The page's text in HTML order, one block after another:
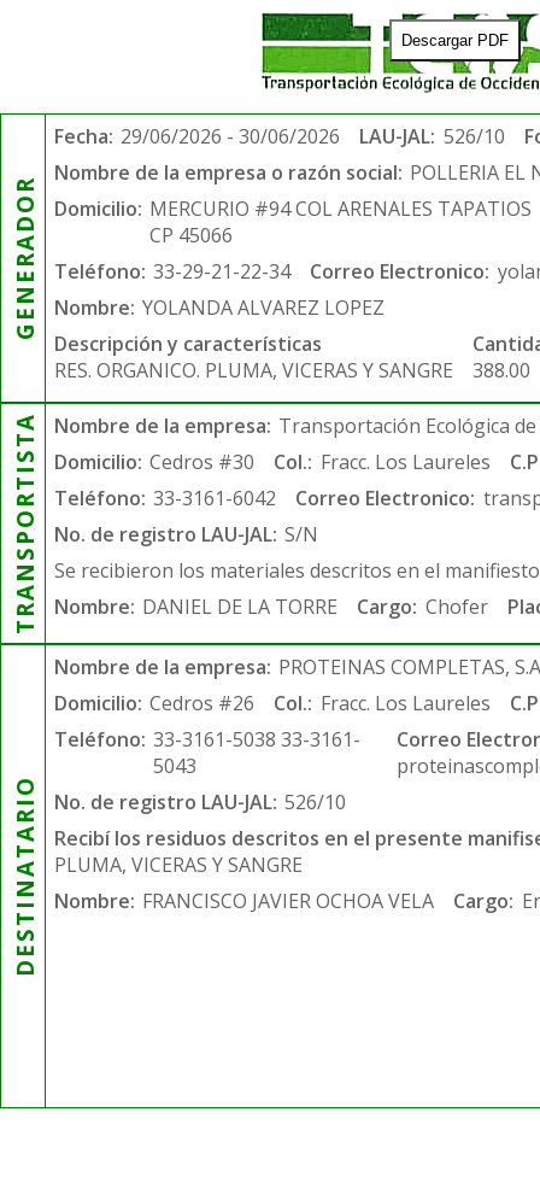
Descargar PDF
GENERADOR
Fecha: 29/06/2026 - 30/06/2026 LAU-JAL: 526/10
Nombre de la empresa o razón social: POLLERIA EL
Domicilio: MERCURIO #94 COL ARENALES TAPATIOS
CP 45066
Teléfono: 33-29-21-22-34 Correo Electronico:
Nombre: YOLANDA ALVAREZ LOPEZ
Descripción y características
RES. ORGANICO. PLUMA, VICERAS Y SANGRE
388.00
TRANSPORTISTA Nombre de la empresa: Transportación Ecológica de
Domicilio: Cedros #30 Col.: Fracc. Los Laureles
Teléfono: 33-3161-6042 Correo Electronico:
No. de registro LAU-JAL: S/N
Se recibieron los materiales descritos en el
Nombre: DANIEL DE LA TORRE Cargo: Chofer
DESTINATARIO
Nombre de la empresa: PROTEINAS COMPLETAS,
Domicilio: Cedros #26 Col.: Fracc. Los Laureles
Teléfono: 33-3161-5038 33-3161-
5043
Correo
No. de registro LAU-JAL: 526/10
Recibí los residuos descritos en el presente
PLUMA, VICERAS Y SANGRE
Nombre: FRANCISCO JAVIER OCHOA VELA Cargo: